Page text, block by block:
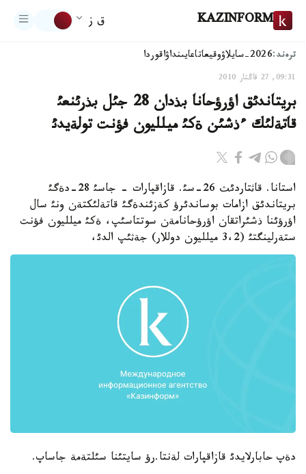
KAZINFORM ق ز
ترەند:2026-سايلاۋ وقيعاتاعايىنداۋاقوردا
09:31, 27 قاڭتار 2010
بريتاندئق اؤرؤحانا بذدان 28 جئل بذرئنعئ
قاتةلئك ءذشئن ةكئ ميلليون فؤنت تولةيدئ
استانا. قاثتاردئث 26-سئ. قازاقپارات - جاسئ 28-دةگئ
بريتاندئق ازامات بوساندئرؤ كةزئندةگئ قاتةلئكتةن ونئ سال
اؤرؤئنا ذشئراتقان اؤرؤحانامةن سوتتاسئپ، ةكئ ميلليون فؤنت
ستةرلينگتئ (3،2 ميلليون دوللار) جةثئپ الدئ،
دةپ حابارلايدئ قازاقپارات لةنتا.رؤ سايتئنا سئلتةمة جاساپ.